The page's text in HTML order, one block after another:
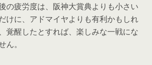
の疲労度は、阪神大賞典よりも小さい
けに、アドマイヤよりも有利かもしれ
覚醒したとすれば、楽しみな一戦にな
ん。